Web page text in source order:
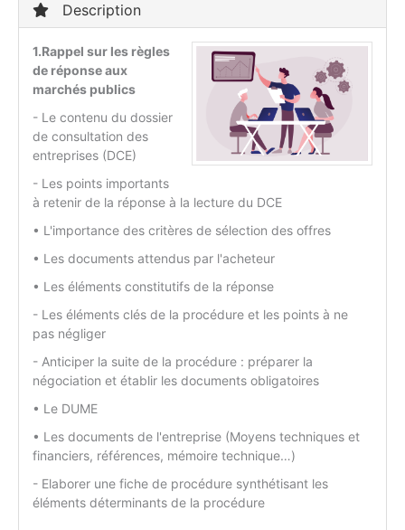
Description
1.Rappel sur les règles
de réponse aux
marchés publics
- Le contenu du dossier
de consultation des
entreprises (DCE)
- Les points importants
à retenir de la réponse à la lecture du DCE
• L'importance des critères de sélection des offres
• Les documents attendus par l'acheteur
• Les éléments constitutifs de la réponse
- Les éléments clés de la procédure et les points à ne
pas négliger
- Anticiper la suite de la procédure : préparer la
négociation et établir les documents obligatoires
• Le DUME
• Les documents de l'entreprise (Moyens techniques et
financiers, références, mémoire technique…)
- Elaborer une fiche de procédure synthétisant les
éléments déterminants de la procédure